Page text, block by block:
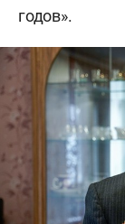
годов».